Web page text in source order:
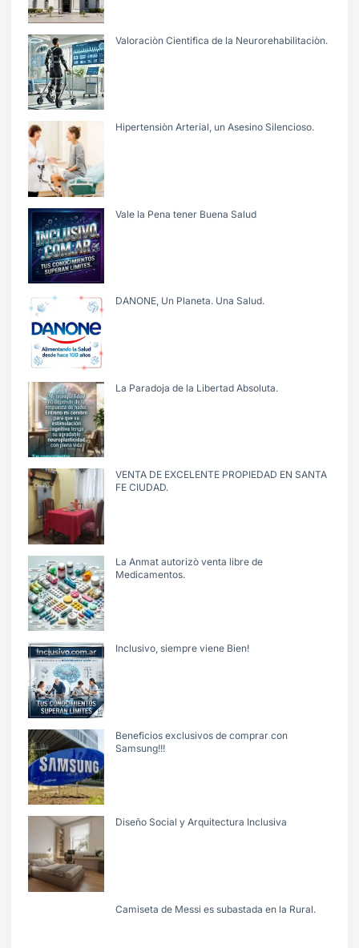
Valoraciòn Cientifica de la Neurorehabilitaciòn.
Hipertensiòn Arterial, un Asesino Silencioso.
Vale la Pena tener Buena Salud
DANONE, Un Planeta. Una Salud.
La Paradoja de la Libertad Absoluta.
VENTA DE EXCELENTE PROPIEDAD EN SANTA
FE CIUDAD.
La Anmat autorizò venta libre de
Medicamentos.
Inclusivo, siempre viene Bien!
Beneficios exclusivos de comprar con
Samsung!!!
Diseño Social y Arquitectura Inclusiva
Camiseta de Messi es subastada en la Rural.